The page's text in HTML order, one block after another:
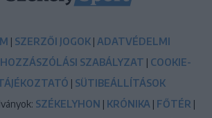
| SZERZŐI JOGOK | ADATVÉDELMI
HOZZÁSZÓLÁSI SZABÁLYZAT | COOKIE-
| SÜTIBEÁLLÍTÁSOK
SZÉKELYHON | KRÓNIKA | FŐTÉR |